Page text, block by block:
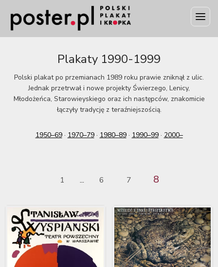
Plakaty 1990-1999
Polski plakat po przemianach 1989 roku prawie zniknął z ulic.
Jednak przetrwał i nowe projekty Świerzego, Lenicy,
Młodożeńca, Starowieyskiego oraz ich następców, znakomicie
łączyły tradycję z teraźniejszością.
1950–69· 1970–79· 1980–89· 1990–99· 2000–
1 ... 6 7 8